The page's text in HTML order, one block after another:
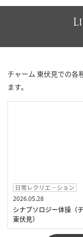
チャーム 東伏見での各
ます。
日常レクリエ―ション
2026.05.28
シナプソロジー体操（
東伏見）